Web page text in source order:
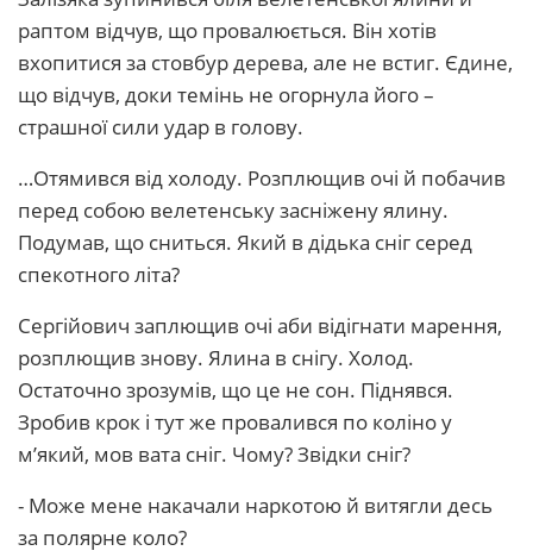
раптом відчув, що провалюється. Він хотів
вхопитися за стовбур дерева, але не встиг. Єдине,
що відчув, доки темінь не огорнула його –
страшної сили удар в голову.
…Отямився від холоду. Розплющив очі й побачив
перед собою велетенську засніжену ялину.
Подумав, що сниться. Який в дідька сніг серед
спекотного літа?
Сергійович заплющив очі аби відігнати марення,
розплющив знову. Ялина в снігу. Холод.
Остаточно зрозумів, що це не сон. Піднявся.
Зробив крок і тут же провалився по коліно у
м’який, мов вата сніг. Чому? Звідки сніг?
- Може мене накачали наркотою й витягли десь
за полярне коло?